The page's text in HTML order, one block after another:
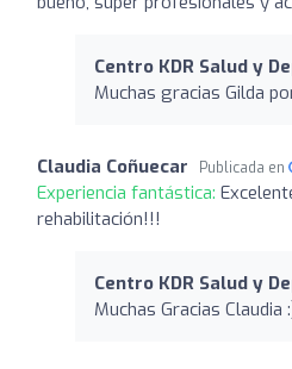
Centro KDR Salud y
Muchas gracias Gilda
Claudia Coñuecar Publicada en
Experiencia fantástica:
rehabilitación!!!
Centro KDR Salud y
Muchas Gracias Claudia